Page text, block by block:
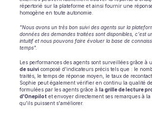
répertorié sur la plateforme et ainsi fournir une
homogène en toute autonomie.
"Nous avons un très bon suivi des agents sur la
données des demandes traitées sont disponibles, c'est
intuitif et nous pouvons faire évoluer la base de
temps".
Les performances des agents sont surveillées grâce à
de suivi composé d'indicateurs précis tels que : le
traités, le temps de réponse moyen, le taux de
Sophie peut également vérifier en continu la qualité
formulées par les agents grâce à la grille de lecture
d'Onepilot et envoyer directement ses remarques à
qu'ils puissent s'améliorer.